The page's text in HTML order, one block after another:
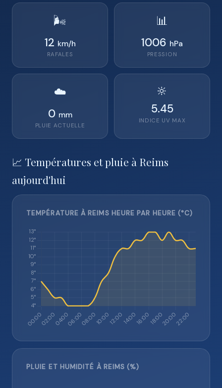
🌬️
12 km/h
RAFALES
📊
1006 hPa
PRESSION
☁️
0 mm
PLUIE ACTUELLE
🔆
5.45
INDICE UV MAX
📈 Températures et pluie à Reims
aujourd'hui
TEMPÉRATURE À REIMS HEURE PAR HEURE (°C)
PLUIE ET HUMIDITÉ À REIMS (%)